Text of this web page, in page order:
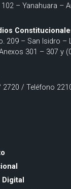
102 – Yanahuara –
209 – San Isidro –
301 – 307 y
2720 / Teléfono